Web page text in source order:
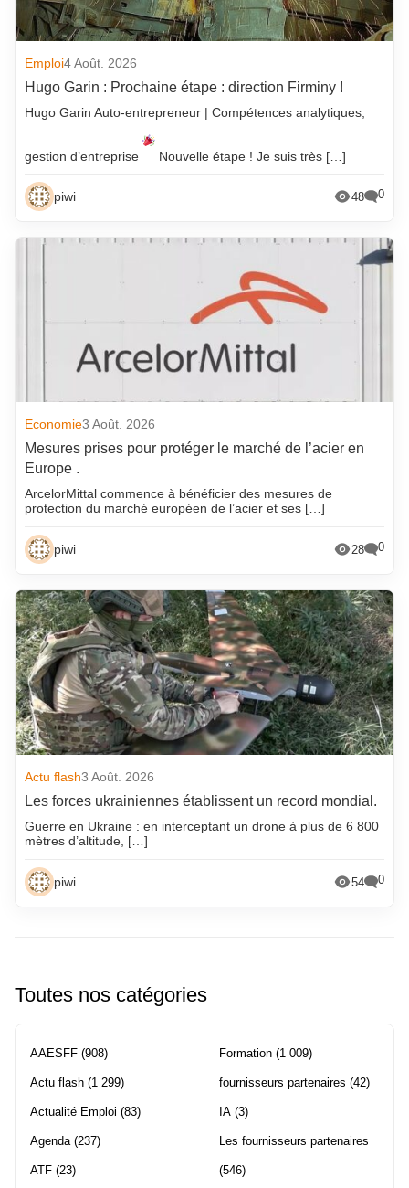
Emploi4 Août. 2026
Hugo Garin : Prochaine étape : direction Firminy !
Hugo Garin Auto-entrepreneur | Compétences analytiques,
gestion d’entreprise Nouvelle étape ! Je suis très […]
piwi 48 0
Economie3 Août. 2026
Mesures prises pour protéger le marché de l’acier en
Europe .
ArcelorMittal commence à bénéficier des mesures de
protection du marché européen de l’acier et ses […]
piwi 28 0
Actu flash3 Août. 2026
Les forces ukrainiennes établissent un record mondial.
Guerre en Ukraine : en interceptant un drone à plus de 6 800
mètres d’altitude, […]
piwi 54 0
Toutes nos catégories
AAESFF (908)
Actu flash (1 299)
Actualité Emploi (83)
Agenda(237)
ATF (23)
Formation (1 009)
fournisseurs partenaires (42)
IA (3)
Les fournisseurs partenaires
(546)